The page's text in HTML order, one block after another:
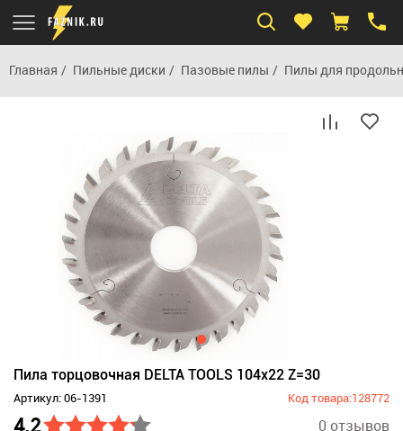
Главная Пильные диски Пазовые пилы Пилы для
Пила торцовочная DELTA TOOLS 104x22 Z=30
Артикул: 06-1391 Код товара:128772
4.2 0 отзывов